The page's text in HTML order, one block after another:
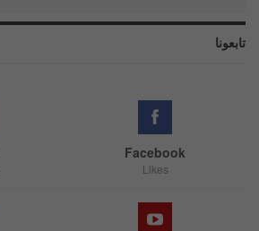
تابعونا
Facebook
Likes